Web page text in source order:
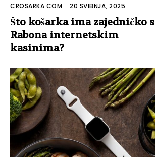
CROSARKA.COM -20 SVIBNJA, 2025
Što košarka ima zajedničko s
Rabona internetskim
kasinima?